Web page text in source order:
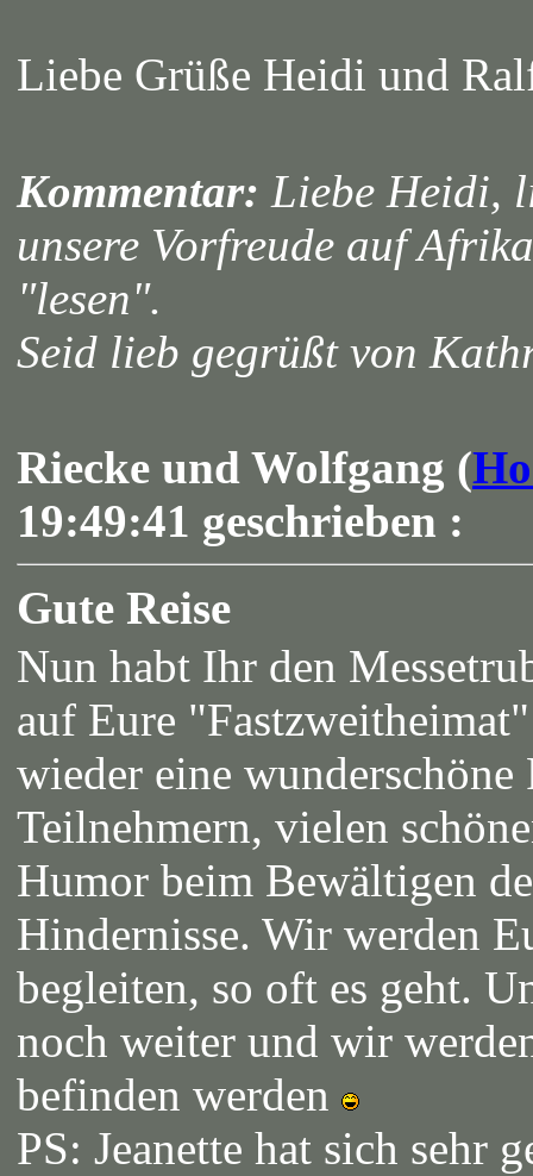
Liebe Grüße Heidi und
Kommentar: Liebe Heidi,
unsere Vorfreude auf
"lesen".
Seid lieb gegrüßt von
Riecke und Wolfgang (
19:49:41 geschrieben :
Gute Reise
Nun habt Ihr den
auf Eure
wieder eine
Teilnehmern, vielen
Humor beim Bewältigen
Hindernisse. Wir werden
begleiten, so oft es geht.
noch weiter und wir
befinden werden
PS: Jeanette hat sich sehr